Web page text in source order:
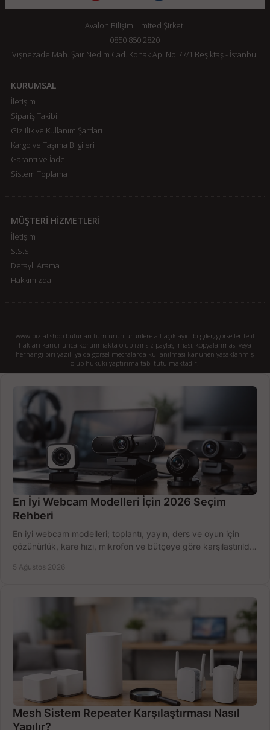
Avalon Bilişim Limited Şirketi
0850 850 2820
Vişnezade Mah. Şair Nedim Cad. Konak Ap. No:77/1 Beşiktaş - İstanbul
KURUMSAL
İletişim
Sipariş Takibi
Gizlilik ve Kullanım Şartları
Kargo ve Taşıma Bilgileri
Garanti ve İade
Sistem Toplama
MÜŞTERİ HİZMETLERİ
İletişim
S.S.S.
Detaylı Arama
Hakkımızda
www.bizial.shop bulunan tüm ürün ürünlere ait açıklayıcı bilgiler, görseller telif
hakları kanununca korunmakta olup izinsiz paylaşılması, kopyalanması veya
herhangi biri yazılı ya da görsel mecralarda kullanılması kanunen yasaklanmış
olup hukuki yaptırıma tabi tutulmaktadır.
En İyi Webcam Modelleri İçin 2026 Seçim
Rehberi
En iyi webcam modelleri; toplantı, yayın, ders ve oyun için
çözünürlük, kare hızı, mikrofon ve bütçeye göre karşılaştırıldı.
5 Ağustos 2026
Mesh Sistem Repeater Karşılaştırması Nasıl
Yapılır?